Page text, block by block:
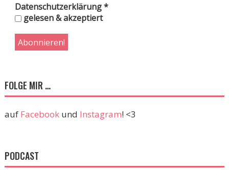
Datenschutzerklärung*
gelesen & akzeptiert
FOLGE MIR …
auf Facebookund Instagram! <3
PODCAST